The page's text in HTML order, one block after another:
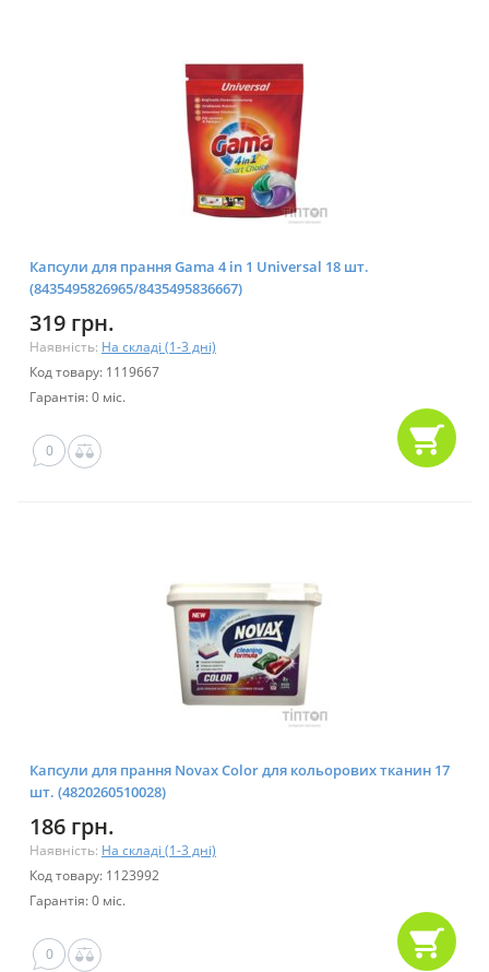
Капсули для прання Gama 4 in 1 Universal 18 шт.
(8435495826965/8435495836667)
319 грн.
Наявність: На складі (1-3 дні)
Код товару: 1119667
Гарантія: 0 міс.
0
Капсули для прання Novax Color для кольорових тканин 17
шт. (4820260510028)
186 грн.
Наявність: На складі (1-3 дні)
Код товару: 1123992
Гарантія: 0 міс.
0